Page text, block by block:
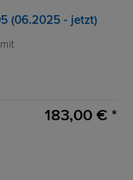
(06.2025 - jetzt)
183,00 € *